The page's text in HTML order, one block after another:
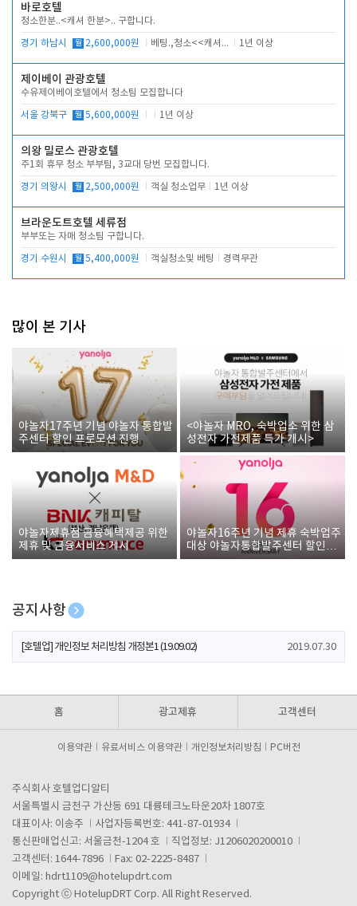
바로호텔
청소한분..<캐셔 한분>.. 구합니다.
경기 하남시 월 2,600,000원 베팅.,청소<<캐셔 모셔봅니다. 1년 이상
제이베이 관광호텔
수유제이베이호텔에서 청소팀 모집합니다
서울 강북구 월 5,600,000원 1년 이상
의왕 밀로스 관광호텔
주1회 휴무 청소 부부팀, 3교대 당번 모집합니다.
경기 의왕시 월 2,500,000원 객실 청소업무 1년 이상
브라운도트호텔 세류점
부부또는 자매 청소팀 구합니다.
경기 수원시 월 5,400,000원 객실청소및 베팅 경력무관
많이 본 기사
야놀자17주년 기념 야놀자 통합발
주센터 할인 프로모션 진행
<야놀자 MRO, 숙박업소 위한 삼
성전자 가전제품 특가 개시>
야놀자제휴점 금융혜택제공 위한
제휴 및 금융서비스 게시
야놀자16주년 기념 제휴 숙박업주
대상 야놀자통합발주센터 할인쿠
폰 증정
공지사항
[호텔업] 개인정보 처리방침 개정본2 (19.09.02)
[호텔업] 개인정보 처리방침 개정본1 (19.09.02) 2019.07.30
홈 광고제휴 고객센터
이용약관 유료서비스 이용약관 개인정보처리방침 PC버전
주식회사 호텔업디알티
서울특별시 금천구 가산동 691 대륭테크노타운20차 1807호
대표이사: 이송주
사업자등록번호: 441-87-01934
통신판매업신고: 서울금천-1204 호
직업정보: J1206020200010
고객센터: 1644-7896
Fax: 02-2225-8487
이메일: hdrt1109@hotelupdrt.com
Copyright ⓒ HotelupDRT Corp. All Right Reserved.